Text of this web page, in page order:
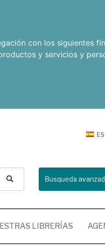
con los siguientes
y servicios y
ES
Busqueda
LIBRERÍAS